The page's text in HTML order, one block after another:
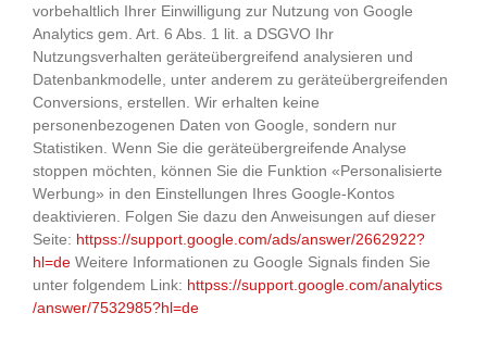
vorbehaltlich Ihrer Einwilligung zur Nutzung von Google
Analytics gem. Art. 6 Abs. 1 lit. a DSGVO Ihr
Nutzungsverhalten geräteübergreifend analysieren und
Datenbankmodelle, unter anderem zu geräteübergreifenden
Conversions, erstellen. Wir erhalten keine
personenbezogenen Daten von Google, sondern nur
Statistiken. Wenn Sie die geräteübergreifende Analyse
stoppen möchten, können Sie die Funktion «Personalisierte
Werbung» in den Einstellungen Ihres Google-Kontos
deaktivieren. Folgen Sie dazu den Anweisungen auf dieser
Seite: httpss://support.google.com/ads/answer/2662922?
hl=de Weitere Informationen zu Google Signals finden Sie
unter folgendem Link: httpss://support.google.com/analytics
/answer/7532985?hl=de